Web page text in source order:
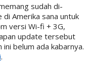
sudah di-
Amerika sana untuk
versi Wi-fi + 3G,
update tersebut
ini belum ada kabarnya.
.